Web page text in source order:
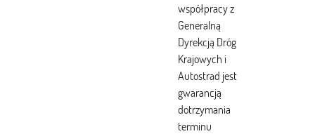
współpracy z
Generalną
Dyrekcją Dróg
Krajowych i
Autostrad jest
gwarancją
dotrzymania
terminu